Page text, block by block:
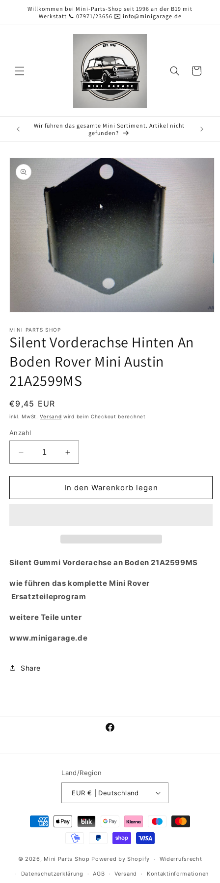
zumWillkommen bei Mini-Parts-Shop seit 1996 an der B19 mit
Werkstatt 📞 07971/23656 ✉️ info@minigarage.de
Warenkorb
Wir führen das gesamte Mini Sortiment. Artikel nicht
gefunden?
in
Modal
öffnen
MINI PARTS SHOP
Silent Vorderachse Hinten An
Boden Rover Mini Austin
21A2599MS
Normaler
Preis
€9,45 EUR
inkl. MwSt.Versand wird beim Checkout berechnet
Anzahl
Verringere
die
Menge
Silent
Mini
21A2599MS
Erhöhe
die
Menge
für
Silent
Mini
21A2599MS
In den Warenkorb legen
Silent Gummi Vorderachse an Boden 21A2599MS
wie führen das komplette Mini Rover
Ersatzteileprogram
weitere Teile unter
www.minigarage.de
Share
Facebook
Land/Region
EUR € | Deutschland
Zahlungsmethoden
© 2026, Mini Parts Shop Powered by Shopify Widerrufsrecht
Datenschutzerklärung AGB Versand Kontaktinformationen